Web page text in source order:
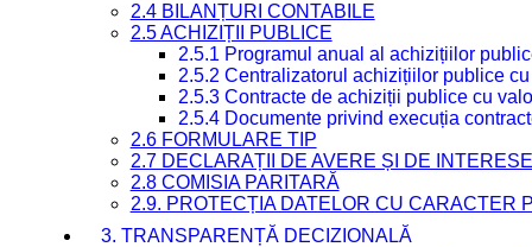
2.4 BILANȚURI CONTABILE
2.5 ACHIZIȚII PUBLICE
2.5.1 Programul anual al achizițiilor
2.5.2 Centralizatorul achizițiilor publice
2.5.3 Contracte de achiziții publice cu
2.5.4 Documente privind execuția
2.6 FORMULARE TIP
2.7 DECLARAȚII DE AVERE ȘI DE INTERESE
2.8 COMISIA PARITARĂ
2.9. PROTECȚIA DATELOR CU CARACTER
3. TRANSPARENȚĂ DECIZIONALĂ